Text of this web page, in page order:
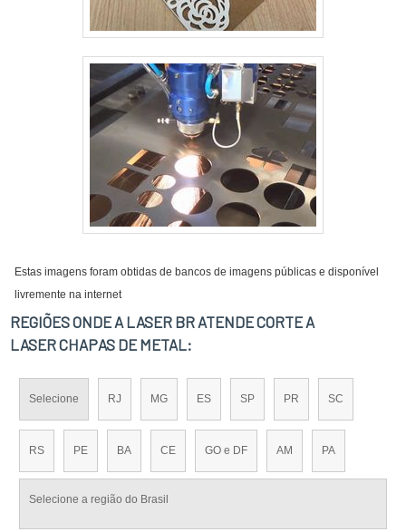
Estas imagens foram obtidas de bancos de imagens públicas e disponível
livremente na internet
REGIÕES ONDE A LASER BR ATENDE CORTE A
LASER CHAPAS DE METAL:
Selecione RJ MG ES SP PR SC
RS PE BA CE GO e DF AM PA
Selecione a região do Brasil